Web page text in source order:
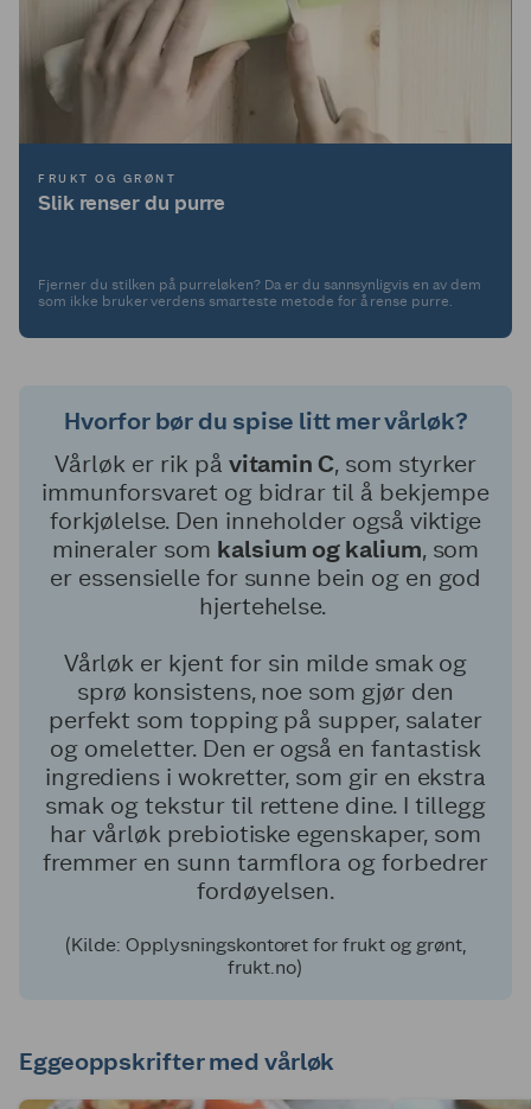
FRUKT OG GRØNT
Slik renser du purre
Fjerner du stilken på purreløken? Da er du sannsynligvis en av dem
som ikke bruker verdens smarteste metode for å rense purre.
Hvorfor bør du spise litt mer vårløk?
Vårløk er rik på vitamin C, som styrker
immunforsvaret og bidrar til å bekjempe
forkjølelse. Den inneholder også viktige
mineraler som kalsium og kalium, som
er essensielle for sunne bein og en god
hjertehelse.
Vårløk er kjent for sin milde smak og
sprø konsistens, noe som gjør den
perfekt som topping på supper, salater
og omeletter. Den er også en fantastisk
ingrediens i wokretter, som gir en ekstra
smak og tekstur til rettene dine. I tillegg
har vårløk prebiotiske egenskaper, som
fremmer en sunn tarmflora og forbedrer
fordøyelsen.
(Kilde: Opplysningskontoret for frukt og grønt,
frukt.no)
Eggeoppskrifter med vårløk